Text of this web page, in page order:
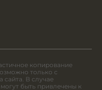
копирование
только с
сайта. В случае
быть привлечены к